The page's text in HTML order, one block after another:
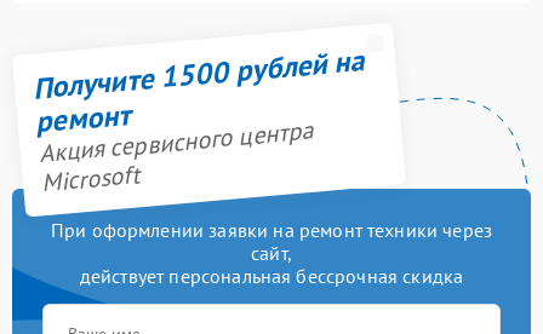
Получите 1500 рублей на
ремонт
Акция сервисного центра
Microsoft
При оформлении заявки на ремонт техники через
сайт,
действует персональная бессрочная скидка